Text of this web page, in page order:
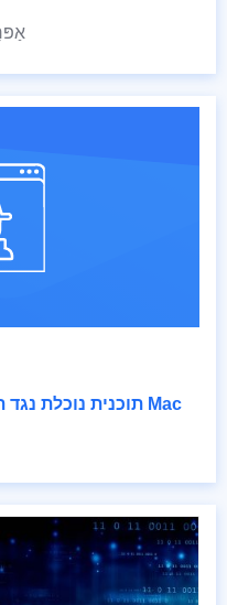
אַפּרִיל
תוכנית נוכלת נגד תוכנות זדוניות של Mac